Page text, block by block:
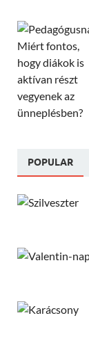
POPULAR